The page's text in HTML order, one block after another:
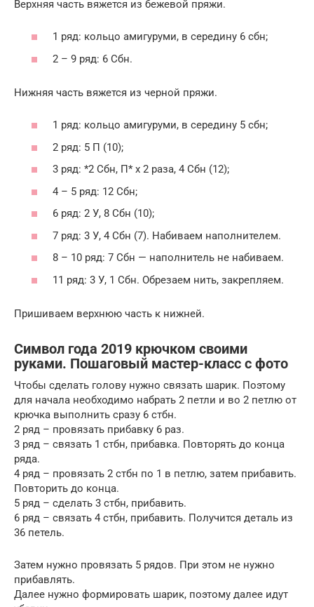
Верхняя часть вяжется из бежевой пряжи.
1 ряд: кольцо амигуруми, в середину 6 сбн;
2 – 9 ряд: 6 Сбн.
Нижняя часть вяжется из черной пряжи.
1 ряд: кольцо амигуруми, в середину 5 сбн;
2 ряд: 5 П (10);
3 ряд: *2 Сбн, П* х 2 раза, 4 Сбн (12);
4 – 5 ряд: 12 Сбн;
6 ряд: 2 У, 8 Сбн (10);
7 ряд: 3 У, 4 Сбн (7). Набиваем наполнителем.
8 – 10 ряд: 7 Сбн — наполнитель не набиваем.
11 ряд: 3 У, 1 Сбн. Обрезаем нить, закрепляем.
Пришиваем верхнюю часть к нижней.
Символ года 2019 крючком своими
руками. Пошаговый мастер-класс с фото
Чтобы сделать голову нужно связать шарик. Поэтому
для начала необходимо набрать 2 петли и во 2 петлю от
крючка выполнить сразу 6 стбн.
2 ряд – провязать прибавку 6 раз.
3 ряд – связать 1 стбн, прибавка. Повторять до конца
ряда.
4 ряд – провязать 2 стбн по 1 в петлю, затем прибавить.
Повторить до конца.
5 ряд – сделать 3 стбн, прибавить.
6 ряд – связать 4 стбн, прибавить. Получится деталь из
36 петель.
Затем нужно провязать 5 рядов. При этом не нужно
прибавлять.
Далее нужно формировать шарик, поэтому далее идут